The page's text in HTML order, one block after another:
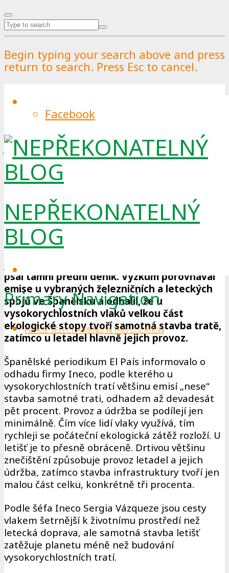
Begin typing your search above and press
return to search. Press Esc to cancel.
Facebook
NEPŘEKONATELNÝ
BLOG
Primary Navigation
PLEASE SELECT A MENU IN THIS LOCATION
Vlak versus letadlo: Kdo je šetrnější
k planetě? Odpověď není tak
jednoduchá
By
. Published on1.12.2025. 7.12.2025 0
Rychlovlaky lze brát jako ekologičtější volbu
než letadla, alespoň pokud je trať vysoce
vytížená. Zajímavou informaci přinesla studie
psal tamní přední deník. Výzkum porovnával
emise u vybraných železničních a leteckých
spojů ve Španělsku a odhalil, že u
vysokorychlostních vlaků velkou část
ekologické stopy tvoří samotná stavba tratě,
zatímco u letadel hlavně jejich provoz.
Španělské periodikum El País informovalo o
odhadu firmy Ineco, podle kterého u
vysokorychlostních tratí většinu emisí „nese“
stavba samotné trati, odhadem až devadesát
pět procent. Provoz a údržba se podílejí jen
minimálně. Čím více lidí vlaky využívá, tím
rychleji se počáteční ekologická zátěž rozloží. U
letišť je to přesně obráceně. Drtivou většinu
znečištění způsobuje provoz letadel a jejich
údržba, zatímco stavba infrastruktury tvoří jen
malou část celku, konkrétně tři procenta.
Podle šéfa Ineco Sergia Vázqueze jsou cesty
vlakem šetrnější k životnímu prostředí než
letecká doprava, ale samotná stavba letišť
zatěžuje planetu méně než budování
vysokorychlostních tratí.